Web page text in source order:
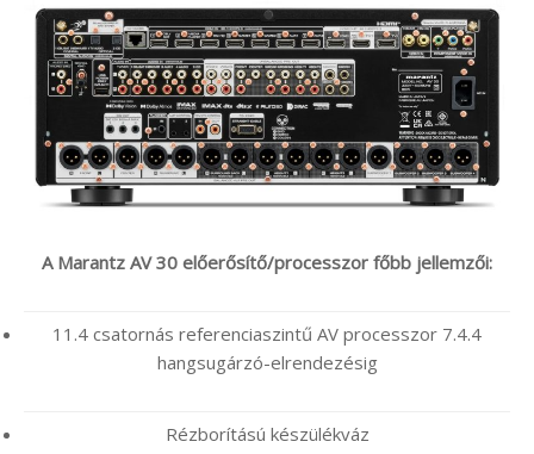
A Marantz AV 30 előerősítő/processzor főbb jellemzői:
11.4 csatornás referenciaszintű AV processzor 7.4.4
hangsugárzó-elrendezésig
Rézborítású készülékváz